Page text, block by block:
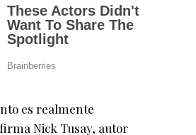
es realmente
Nick Tusay, autor